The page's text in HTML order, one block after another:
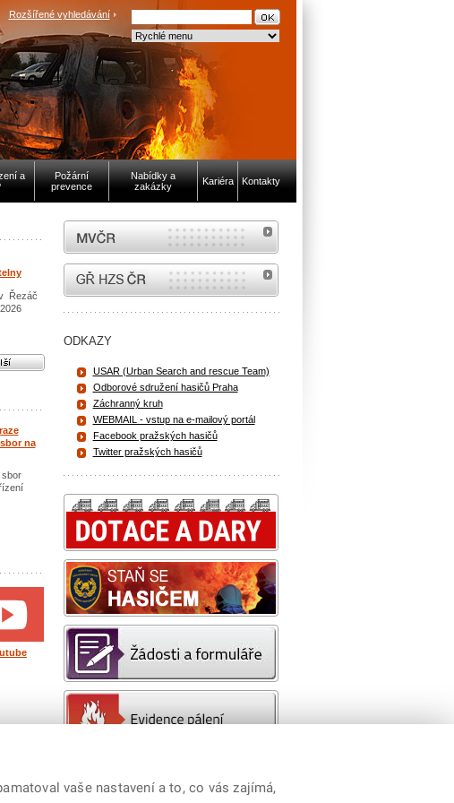
Rozšířené vyhledávání
a
Požární
prevence
Nabídky a
zakázky
Kariéra Kontakty
Řezáč
aktuality
na
sbor
MVČR
internetové stránky Hasiči ČR
ODKAZY
USAR (Urban Search and rescue Team)
Odborové sdružení hasičů Praha
Záchranný kruh
WEBMAIL - vstup na e-mailový portál
Facebook pražských hasičů
Twitter pražských hasičů
vaše nastavení a to, co vás zajímá,